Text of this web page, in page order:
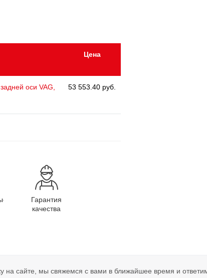
Цена
оси VAG,
53 553.40 руб.
Гарантия
качества
на сайте, мы свяжемся с вами в ближайшее время и